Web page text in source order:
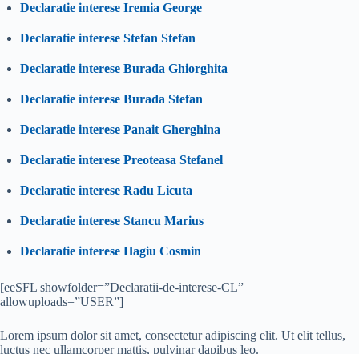
Declaratie interese Iremia George
Declaratie interese Stefan Stefan
Declaratie interese Burada Ghiorghita
Declaratie interese Burada Stefan
Declaratie interese Panait Gherghina
Declaratie interese Preoteasa Stefanel
Declaratie interese Radu Licuta
Declaratie interese Stancu Marius
Declaratie interese Hagiu Cosmin
[eeSFL showfolder=”Declaratii-de-interese-CL”
allowuploads=”USER”]
Lorem ipsum dolor sit amet, consectetur adipiscing elit. Ut elit tellus,
luctus nec ullamcorper mattis, pulvinar dapibus leo.